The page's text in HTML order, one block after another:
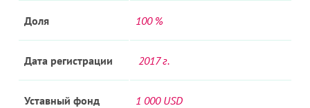
Доля 100 %
Дата регистрации 2017 г.
Уставный фонд 1 000 USD